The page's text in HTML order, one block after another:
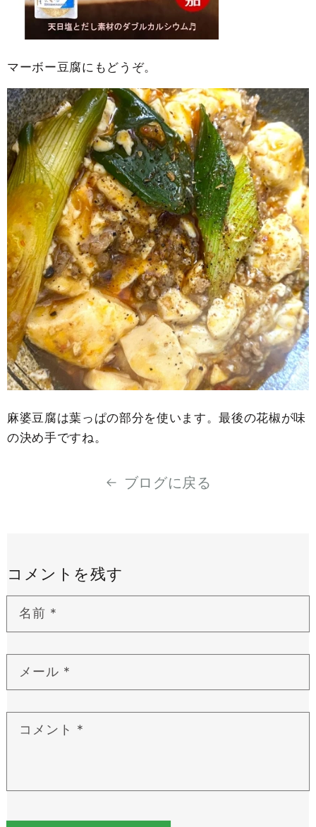
マーボー豆腐にもどうぞ。
麻婆豆腐は葉っぱの部分を使います。最後の花椒が味
の決め手ですね。
ブログに戻る
コメントを残す
名前 *
メール *
コメント *